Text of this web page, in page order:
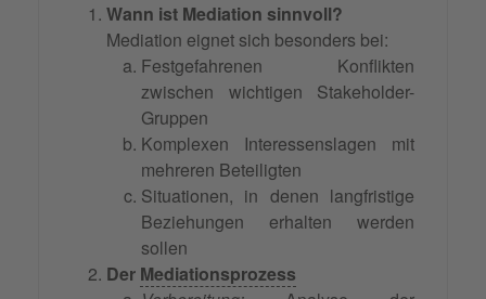
Wann ist Mediation sinnvoll?
Mediation eignet sich besonders bei:
Festgefahrenen Konflikten
zwischen wichtigen Stakeholder-
Gruppen
Komplexen Interessenslagen mit
mehreren Beteiligten
Situationen, in denen langfristige
Beziehungen erhalten werden
sollen
Der Mediationsprozess